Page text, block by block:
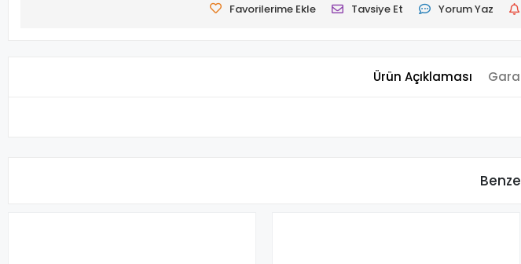
Favorilerime Ekle Tavsiye Et Yorum Yaz
Ürün Açıklaması